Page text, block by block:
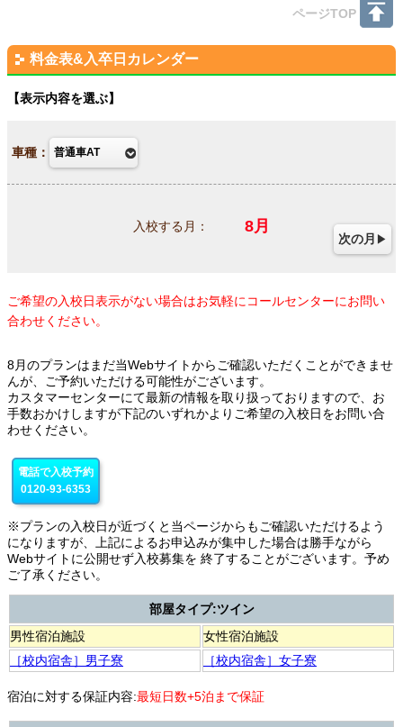
ページTOP
料金表&入卒日カレンダー
表示内容を選ぶ
車種：
入校する月： 8月
次の月
ご希望の入校日表示がない場合はお気軽にコールセンターにお問い
合わせください。
8月のプランはまだ当Webサイトからご確認いただくことができませ
んが、ご予約いただける可能性がございます。
カスタマーセンターにて最新の情報を取り扱っておりますので、お
手数おかけしますが下記のいずれかよりご希望の入校日をお問い合
わせください。
電話で入校予約
0120-93-6353
※プランの入校日が近づくと当ページからもご確認いただけるよう
になりますが、上記によるお申込みが集中した場合は勝手ながら
Webサイトに公開せず入校募集を 終了することがございます。予め
ご了承ください。
部屋タイプ:ツイン
男性宿泊施設
女性宿泊施設
［校内宿舎］男子寮
［校内宿舎］女子寮
宿泊に対する保証内容:最短日数+5泊まで保証